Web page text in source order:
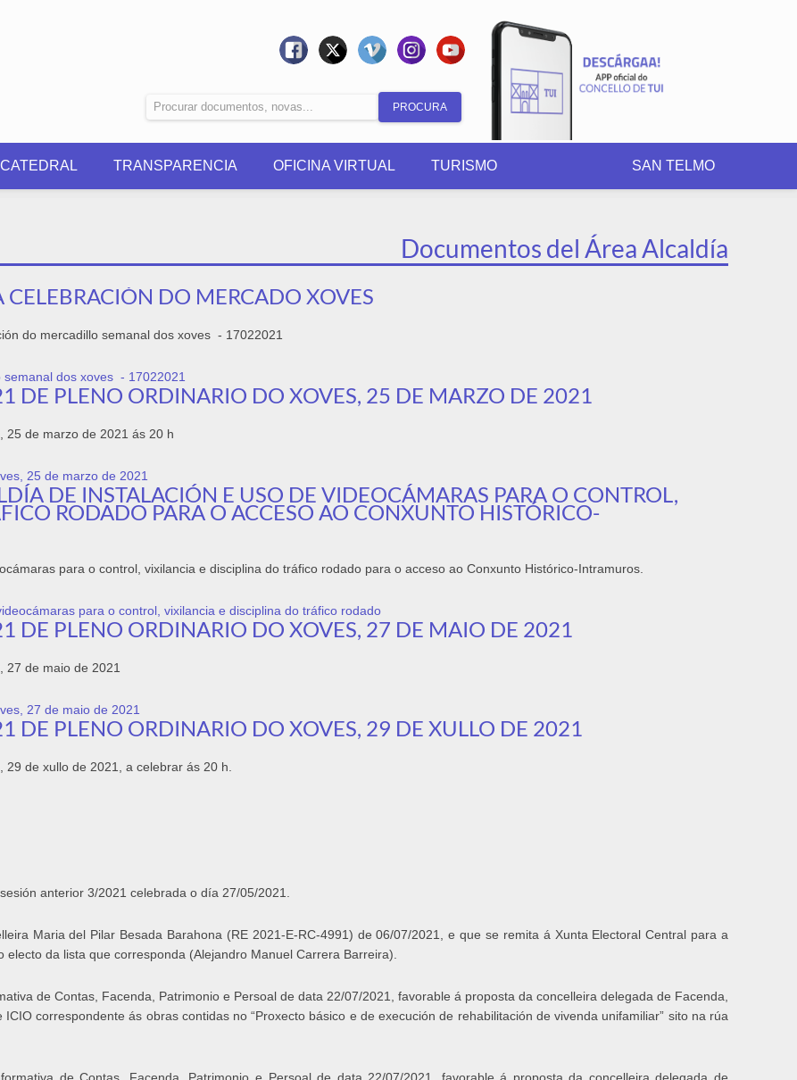
Formulario
de
busca
TRANSPARENCIA OFICINA VIRTUAL TURISMO SAN TELMO
Documentos del Área Alcaldía
DO MERCADO XOVES
do mercadillo semanal dos xoves - 17022021
dos xoves - 17022021
DE PLENO ORDINARIO DO XOVES, 25 DE MARZO DE 2021
25 de marzo de 2021 ás 20 h
25 de marzo de 2021
DE INSTALACIÓN E USO DE VIDEOCÁMARAS PARA O CONTROL,
RODADO PARA O ACCESO AO CONXUNTO HISTÓRICO-
para o control, vixilancia e disciplina do tráfico rodado para o acceso ao Conxunto Histórico-Intramuros.
para o control, vixilancia e disciplina do tráfico rodado
DE PLENO ORDINARIO DO XOVES, 27 DE MAIO DE 2021
27 de maio de 2021
27 de maio de 2021
DE PLENO ORDINARIO DO XOVES, 29 DE XULLO DE 2021
de xullo de 2021, a celebrar ás 20 h.
anterior 3/2021 celebrada o día 27/05/2021.
Maria del Pilar Besada Barahona (RE 2021-E-RC-4991) de 06/07/2021, e que se remita á Xunta Electoral Central para a
da lista que corresponda (Alejandro Manuel Carrera Barreira).
de Contas, Facenda, Patrimonio e Persoal de data 22/07/2021, favorable á proposta da concelleira delegada de Facenda,
correspondente ás obras contidas no “Proxecto básico e de execución de rehabilitación de vivenda unifamiliar” sito na rúa